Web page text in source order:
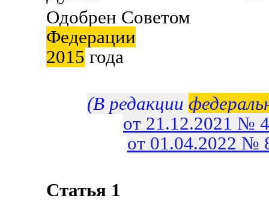
Одобрен Советом
Федерации
2015 года
(В редакции
от 21.12.2021 №
от 01.04.2022 №
Статья 1